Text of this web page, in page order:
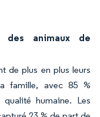
des animaux de
de plus en plus leurs
famille, avec 85 %
humaine. Les